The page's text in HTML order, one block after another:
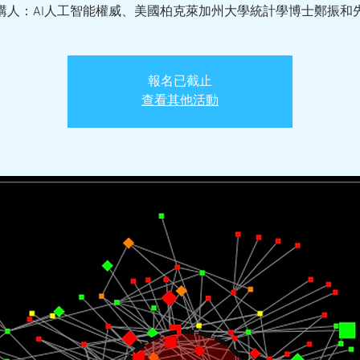
人：AI人工智能權威、美國柏克萊加州大學統計學博士鄭振和
報名已截止
查看其他活動